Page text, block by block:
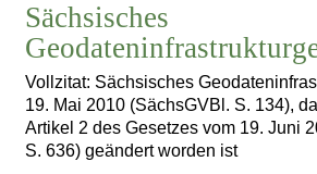
Sächsisches
Vollzitat: Sächsisches
19. Mai 2010 (SächsGVBl. S. 134),
Artikel 2 des Gesetzes vom 19. Juni
S. 636) geändert worden ist